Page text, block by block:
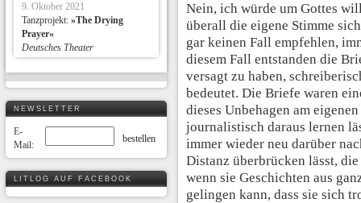
Nein, ich würde um Gottes
überall die eigene Stimme
gar keinen Fall empfehlen,
diesem Fall entstanden die
versagt zu haben,
bedeutet. Die Briefe waren
dieses Unbehagen am
journalistisch daraus lernen
immer wieder neu darüber
Distanz überbrücken lässt,
wenn sie Geschichten aus
gelingen kann, dass sie sich
9. Oktober 2021
Tanzprojekt: »The Drying
Prayer«
Deutsches Theater
NEWSLETTER
E-
Mail:
LITLOG AUF FACEBOOK